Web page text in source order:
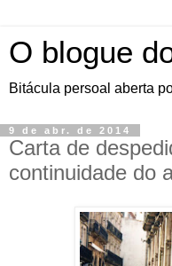
O blogue
Bitácula persoal aberta
9 de abr. de 2014
Carta de
continuidade do